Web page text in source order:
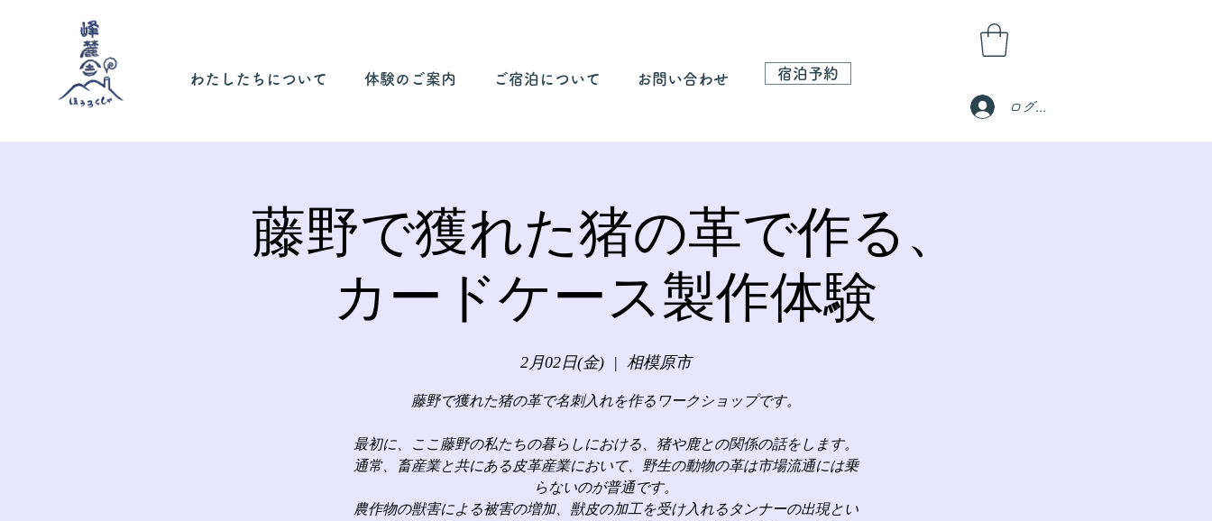
わたしたちについて 体験のご案内 ご宿泊について お問い合わせ 宿泊予約
ログイン
藤野で獲れた猪の革で作る、
カードケース製作体験
2月02日(金)
  |
相模原市
藤野で獲れた猪の革で名刺入れを作るワークショップです。
最初に、ここ藤野の私たちの暮らしにおける、猪や鹿との関係の話をします。
通常、畜産業と共にある皮革産業において、野生の動物の革は市場流通には乗
らないのが普通です。
農作物の獣害による被害の増加、獣皮の加工を受け入れるタンナーの出現とい